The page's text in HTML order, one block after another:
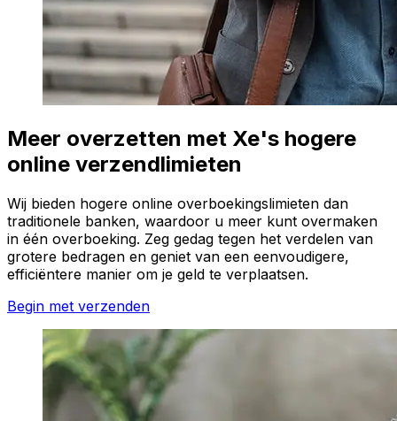
Meer overzetten met Xe's hogere
online verzendlimieten
Wij bieden hogere online overboekingslimieten dan
traditionele banken, waardoor u meer kunt overmaken
in één overboeking. Zeg gedag tegen het verdelen van
grotere bedragen en geniet van een eenvoudigere,
efficiëntere manier om je geld te verplaatsen.
Begin met verzenden